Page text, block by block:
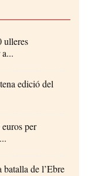
ulleres
edició del
per
de l’Ebre